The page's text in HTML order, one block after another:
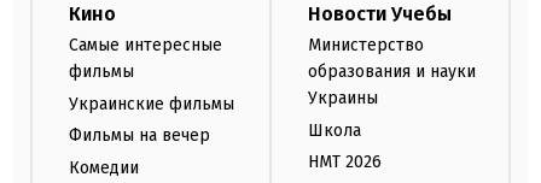
Кино
Самые интересные
фильмы
Украинские фильмы
Фильмы на вечер
Комедии
Новости Учебы
Министерство
образования и науки
Украины
Школа
НМТ 2026